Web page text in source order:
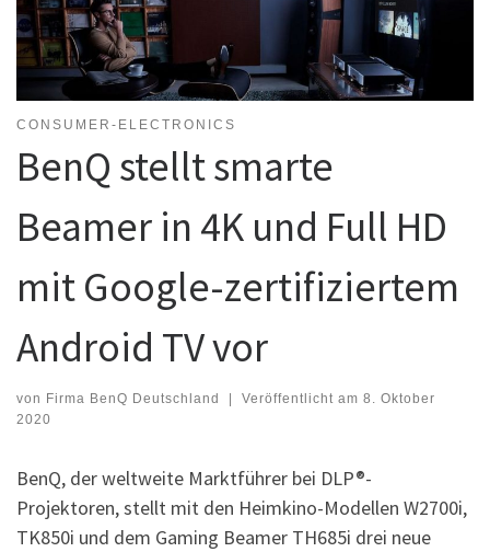
CONSUMER-ELECTRONICS
BenQ stellt smarte
Beamer in 4K und Full HD
mit Google-zertifiziertem
Android TV vor
von Firma BenQ Deutschland Veröffentlicht am 8. Oktober
2020
BenQ, der weltweite Marktführer bei DLP®-
Projektoren, stellt mit den Heimkino-Modellen W2700i,
TK850i und dem Gaming Beamer TH685i drei neue